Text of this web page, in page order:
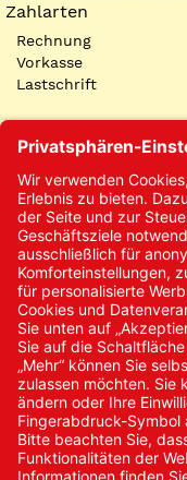
Zahlarten
Rechnung
Vorkasse
Lastschrift
Kontakt
Kontakt/Anfrage
Neukundenanmeldung
Kennwort vergessen
Bestellungen
Sendung verfolgen